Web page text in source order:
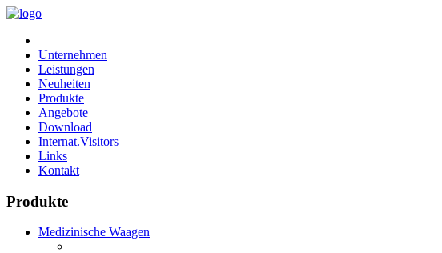
Unternehmen
Leistungen
Neuheiten
Produkte
Angebote
Download
Internat.Visitors
Links
Kontakt
Produkte
Medizinische Waagen